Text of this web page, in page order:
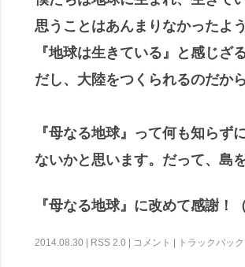
思うことはあんまりなかったよ
『地球は生きている』と感じ
だし、大陸をつくられるのだから
『母なる地球』って何も知ら
ないかと思います。だって、島
『母なる地球』に改めて感謝！
2014.08.30 | RSS 2.0 コメント トラックバック